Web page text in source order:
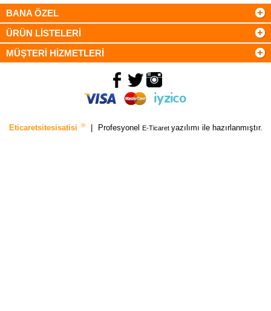
BANA ÖZEL
ÜRÜN LİSTELERİ
MÜŞTERİ HİZMETLERİ
Eticaretsitesisatisi ® Profesyonel E-Ticaret yazılımı ile hazırlanmıştır.